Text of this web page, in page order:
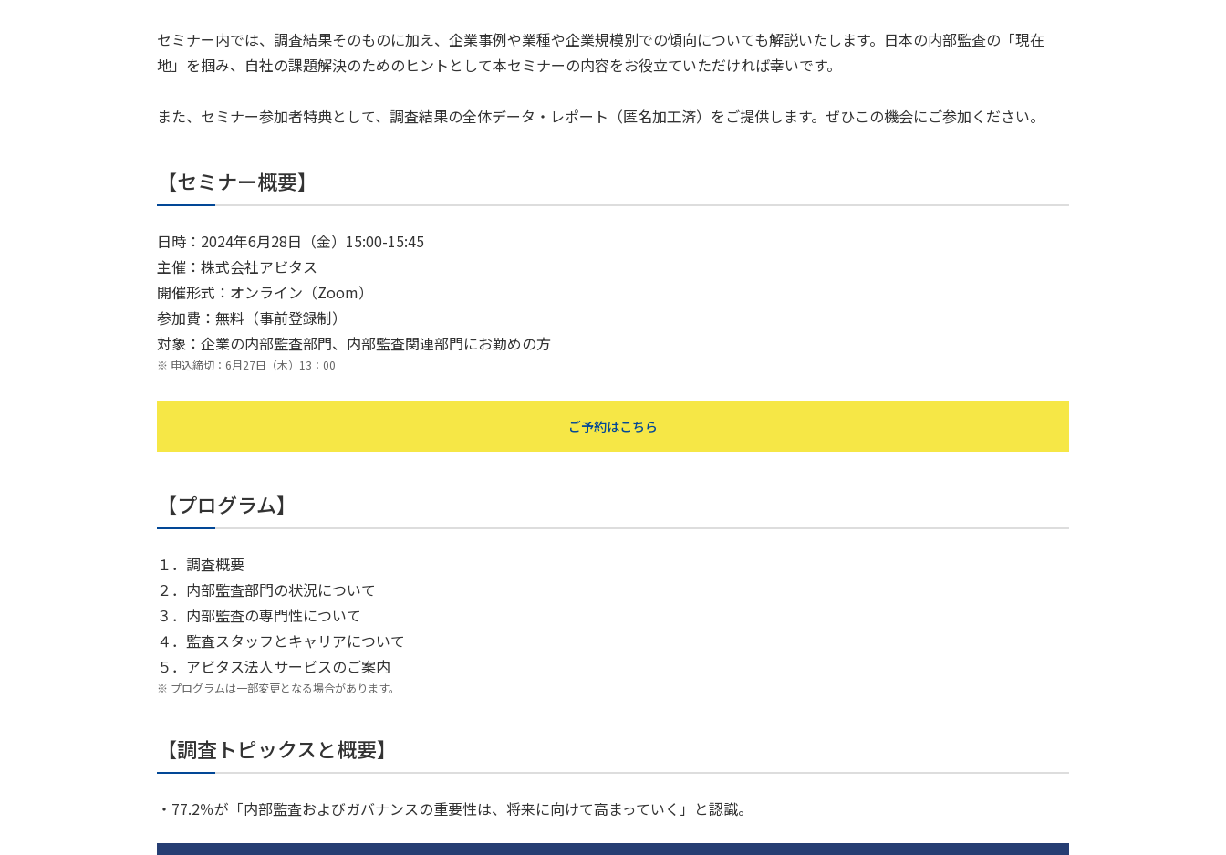
セミナー内では、調査結果そのものに加え、企業事例や業種や企業規模別での傾向についても解説いたします。日本の内部監査の「現在
地」を掴み、自社の課題解決のためのヒントとして本セミナーの内容をお役立ていただければ幸いです。
また、セミナー参加者特典として、調査結果の全体データ・レポート（匿名加工済）をご提供します。ぜひこの機会にご参加ください。
【セミナー概要】
日時：2024年6月28日（金）15:00-15:45
主催：株式会社アビタス
開催形式：オンライン（Zoom）
参加費：無料（事前登録制）
対象：企業の内部監査部門、内部監査関連部門にお勤めの方
申込締切：6月27日（木）13：00
ご予約はこちら
【プログラム】
１．調査概要
２．内部監査部門の状況について
３．内部監査の専門性について
４．監査スタッフとキャリアについて
５．アビタス法人サービスのご案内
プログラムは一部変更となる場合があります。
【調査トピックスと概要】
・77.2％が「内部監査およびガバナンスの重要性は、将来に向けて高まっていく」と認識。